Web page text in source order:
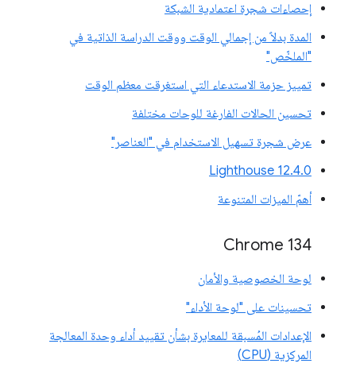
إحصاءات شجرة اعتمادية الشبكة
المدة بدلاً من إجمالي الوقت ووقت الدراسة الذاتية في
"الملخّص"
تمييز حزمة الاستدعاء التي استغرقت معظم الوقت
تحسين الحالات الفارغة للوحات مختلفة
عرض شجرة تسهيل الاستخدام في "العناصر"
‫Lighthouse 12.4.0
أهمّ الميزات المتنوعة
‫Chrome 134
لوحة الخصوصية والأمان
تحسينات على "لوحة الأداء"
الإعدادات المُسبقة للمعايرة بشأن تقييد أداء وحدة المعالجة
المركزية (CPU)